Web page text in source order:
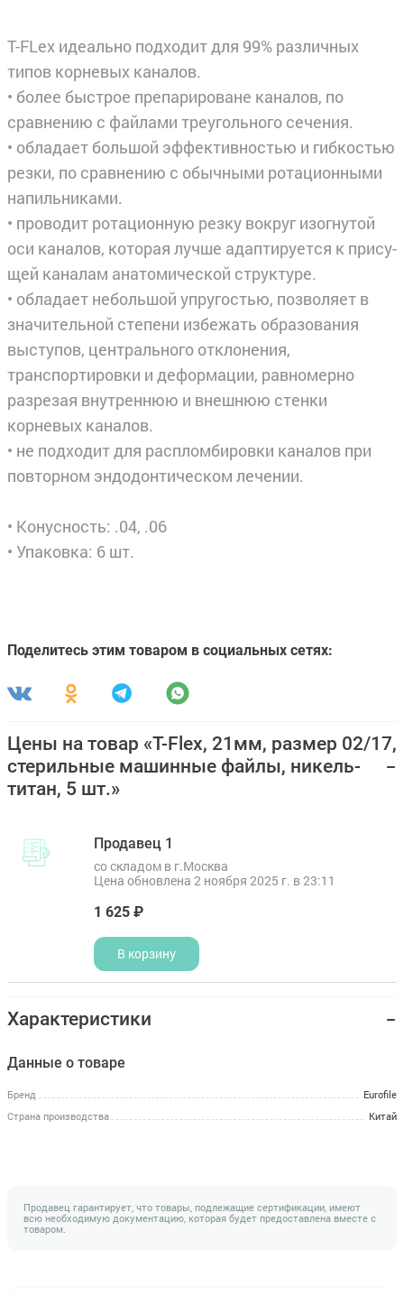
T-FLex идеально подходит для 99% различных
типов корневых каналов.
• более быстрое препарироване каналов, по
сравнению с файлами треугольного сечения.
• обладает большой эффективностью и гибкостью
резки, по сравнению с обычными ротационными
напильниками.
• проводит ротационную резку вокруг изогнутой
оси каналов, которая лучше адаптируется к прису­
щей каналам анатомической структуре.
• обладает небольшой упругостью, позволяет в
значительной степени избежать образования
высту­пов, центрального отклонения,
транспортировки и деформации, равномерно
разрезая внутреннюю и внешнюю стенки
корневых каналов.
• не подходит для распломбировки каналов при
повторном эндодонтическом лечении.
• Конусность: .04, .06
• Упаковка: 6 шт.
Поделитесь этим товаром в социальных сетях:
Цены на товар «T-Flex, 21мм, размер 02/17,
стерильные машинные файлы, никель-
титан, 5 шт.»
Продавец 1
со складом в г.Москва
Цена обновлена 2 ноября 2025 г. в 23:11
1 625 ₽
В корзину
Характеристики
Данные о товаре
Бренд
Eurofile
Страна производства
Китай
Продавец гарантирует, что товары, подлежащие сертификации, имеют
всю необходимую документацию, которая будет предоставлена вместе с
товаром.